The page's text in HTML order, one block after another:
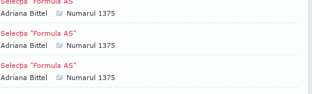
Adriana Bittel
Numarul 1375
Selecţia "Formula AS"
Adriana Bittel
Numarul 1375
Selecţia "Formula AS"
Adriana Bittel
Numarul 1375